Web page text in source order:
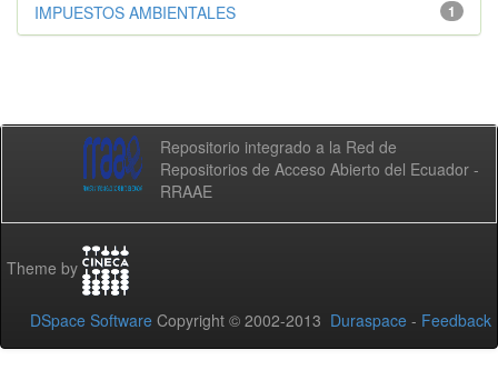
1
IMPUESTOS AMBIENTALES
Repositorio integrado a la Red de
Repositorios de Acceso Abierto del Ecuador -
RRAAE
Theme by
DSpace Software Copyright © 2002-2013 Duraspace - Feedback